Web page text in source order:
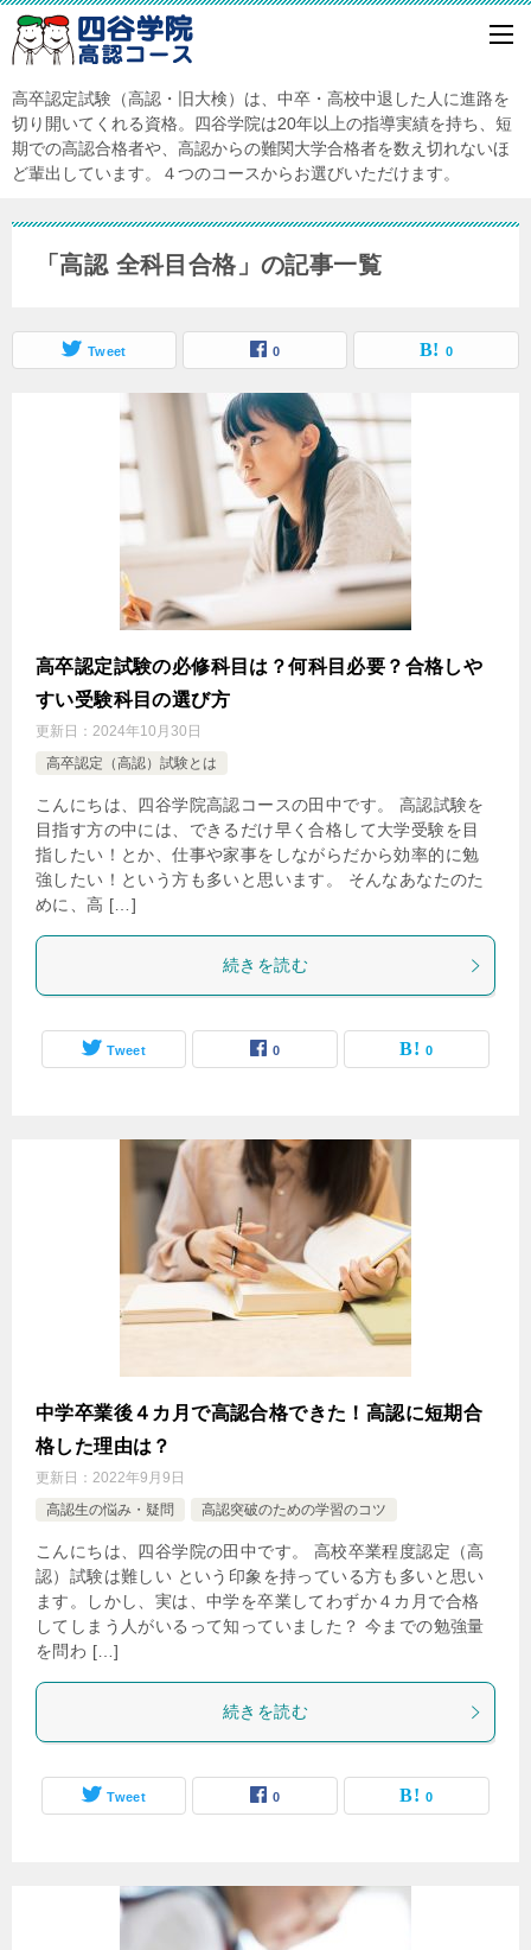
高卒認定試験（高認・旧大検）は、中卒・高校中退した人に進路を
切り開いてくれる資格。四谷学院は20年以上の指導実績を持ち、短
期での高認合格者や、高認からの難関大学合格者を数え切れないほ
ど輩出しています。４つのコースからお選びいただけます。
「高認 全科目合格」の記事一覧
Tweet 0 0
高卒認定試験の必修科目は？何科目必要？合格しや
すい受験科目の選び方
更新日： 2024年10月30日
高卒認定（高認）試験とは
こんにちは、四谷学院高認コースの田中です。 高認試験を
目指す方の中には、できるだけ早く合格して大学受験を目
指したい！とか、仕事や家事をしながらだから効率的に勉
強したい！という方も多いと思います。 そんなあなたのた
めに、高 […]
続きを読む
Tweet 0 0
中学卒業後４カ月で高認合格できた！高認に短期合
格した理由は？
更新日： 2022年9月9日
高認生の悩み・疑問
高認突破のための学習のコツ
こんにちは、四谷学院の田中です。 高校卒業程度認定（高
認）試験は難しい という印象を持っている方も多いと思い
ます。しかし、実は、中学を卒業してわずか４カ月で合格
してしまう人がいるって知っていました？ 今までの勉強量
を問わ […]
続きを読む
Tweet 0 0